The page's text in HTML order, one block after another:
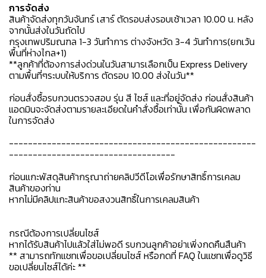
การจัดส่ง
สินค้าจัดส่งทุกวันจันทร์ เสาร์ ตัดรอบส่งรอบเช้าเวลา 10.00 น. หลัง
จากนั้นส่งในวันถัดไป
กรุงเทพปริมณฑล 1-3 วันทำการ ต่างจังหวัด 3-4 วันทำการ(ยกเว้น
พื้นที่ห่างไกล+1)
**ลูกค้าที่ต้องการส่งด่วนในวันสามารเลือกเป็น Express Delivery
ตามพื้นที่ๆระบบให้บริการ ตัดรอบ 10.00 ส่งในวัน**
ก่อนสั่งซื้อรบกวนตรวจสอบ รุ่น สี ไซส์ และที่อยู่จัดส่ง ก่อนสั่งสินค้า
แอดมินจะจัดส่งตามรายละเอียดในคำสั่งซื้อเท่านั้น เพื่อกันผิดพลาด
ในการจัดส่ง
----------------------------------------------------
-----------------------------------
ก่อนแกะพัสดุสินค้ากรุณาถ่ายคลิปวีดีโอเพื่อรักษาสิทธิ์การเคลม
สินค้าของท่าน
หากไม่มีคลิปแกะสินค้าขอสงวนสิทธิ์ในการเคลมสินค้า
กรณีต้องการเปลี่ยนไซส์
หากได้รับสินค้าไปแล้วใส่ไม่พอดี รบกวนลูกค้าอย่าเพิ่งกดคืนสืนค้า
** สามารถทักแชทเพื่อขอเปลี่ยนไซส์ หรือกดที่ FAQ ในแชทเพื่อดูวิธี
ขอเปลี่ยนไซส์ได้ค่ะ **